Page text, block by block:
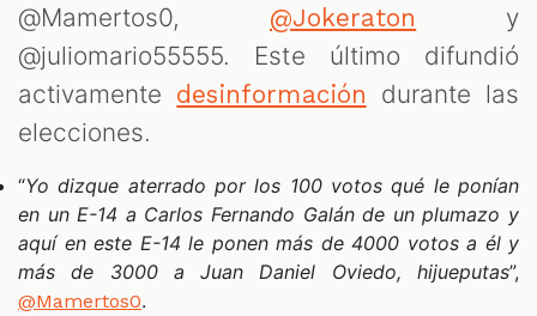
@Mamertos0, @Jokeraton
y
@juliomario55555. Este último difundió
activamente desinformación durante las
elecciones.
“Yo dizque aterrado por los 100 votos qué le ponían
en un E-14 a Carlos Fernando Galán de un plumazo y
aquí en este E-14 le ponen más de 4000 votos a él y
más de 3000 a Juan Daniel Oviedo, hijueputas”,
@Mamertos0.